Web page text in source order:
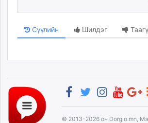
Сүүлийн Шилдэг
© 2013-2026 он Dorgio.mn,